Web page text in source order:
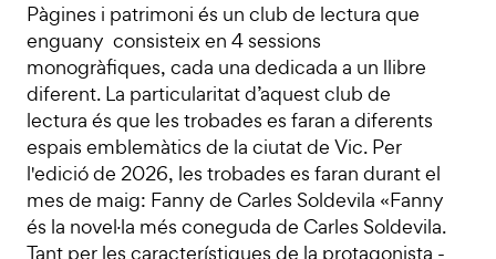
Pàgines i patrimoni és un club de lectura que
enguany consisteix en 4 sessions
monogràfiques, cada una dedicada a un llibre
diferent. La particularitat d’aquest club de
lectura és que les trobades es faran a diferents
espais emblemàtics de la ciutat de Vic. Per
l'edició de 2026, les trobades es faran durant el
mes de maig: Fanny de Carles Soldevila «Fanny
és la novel·la més coneguda de Carles Soldevila.
Tant per les característiques de la protagonista -